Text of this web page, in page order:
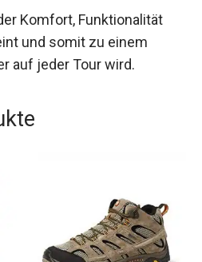
benötigst.
Komfort, Funktionalität
und somit zu einem